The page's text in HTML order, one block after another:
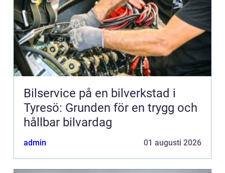
Bilservice på en bilverkstad i
Tyresö: Grunden för en trygg och
hållbar bilvardag
admin 01 augusti 2026